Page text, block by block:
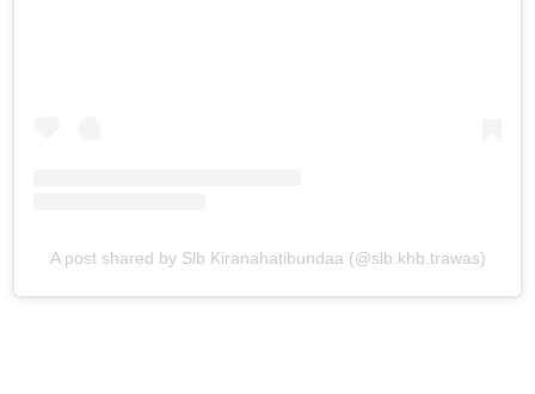
A post shared by Slb Kiranahatibundaa (@slb.khb.trawas)